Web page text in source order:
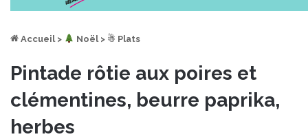
Accueil > ︎ Noël > ☃ Plats
Pintade rôtie aux poires et
clémentines, beurre paprika,
herbes